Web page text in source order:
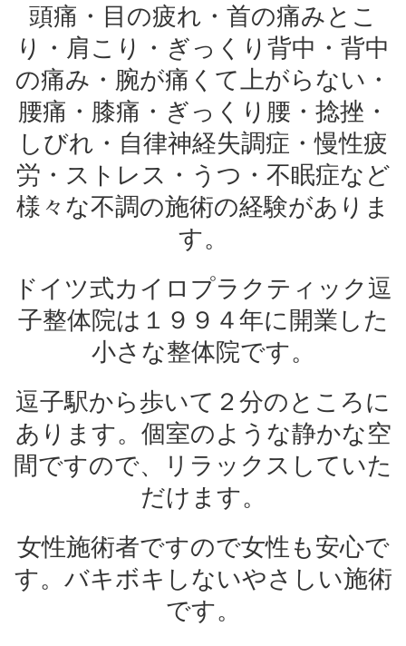
頭痛・目の疲れ・首の痛みとこ
り・肩こり・ぎっくり背中・背中
の痛み・腕が痛くて上がらない・
腰痛・膝痛・ぎっくり腰・捻挫・
しびれ・自律神経失調症・慢性疲
労・ストレス・うつ・不眠症など
様々な不調の施術の経験がありま
す。
ドイツ式カイロプラクティック逗
子整体院は１９９４年に開業した
小さな整体院です。
逗子駅から歩いて２分のところに
あります。個室のような静かな空
間ですので、リラックスしていた
だけます。
女性施術者ですので女性も安心で
す。バキボキしないやさしい施術
です。